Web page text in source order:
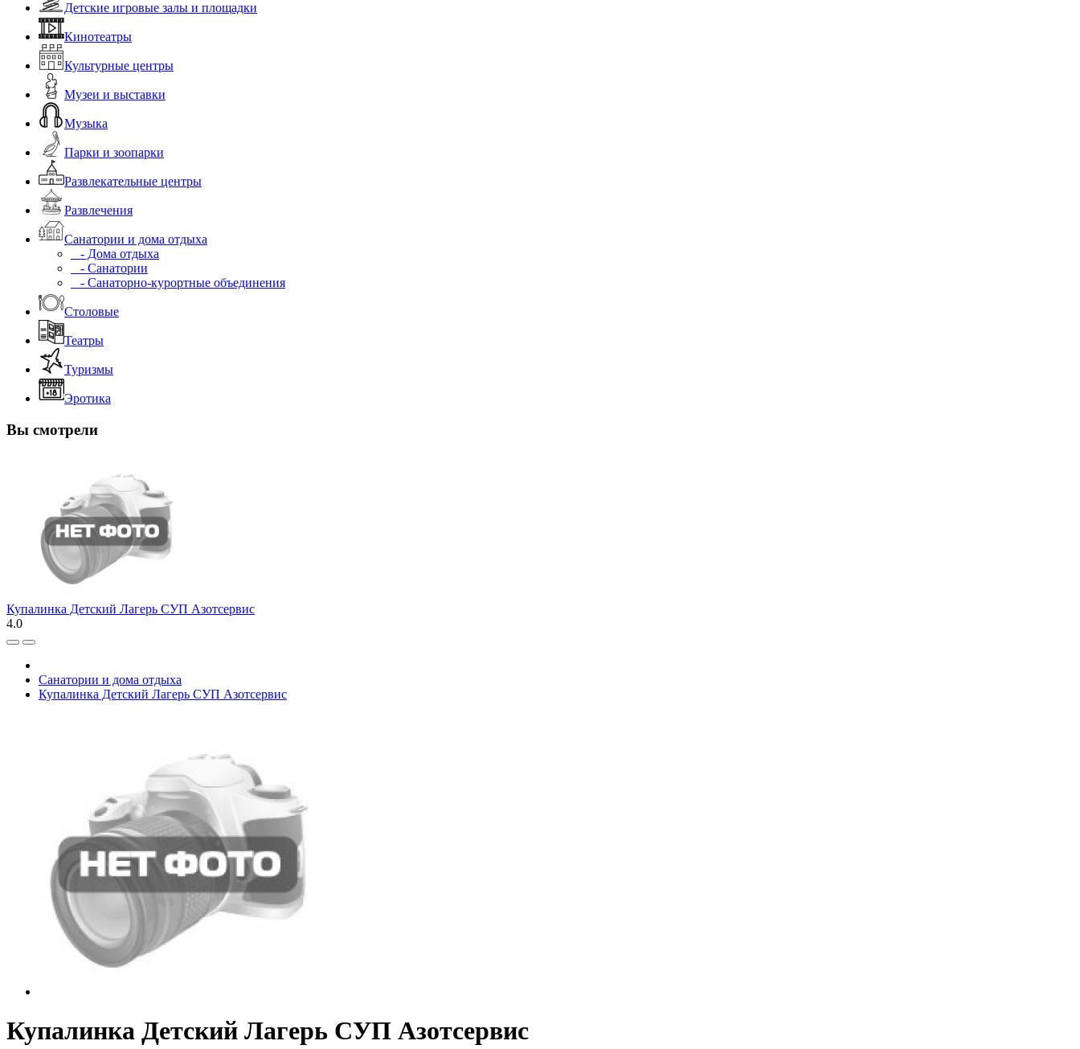
Детские игровые залы и площадки
Кинотеатры
Культурные центры
Музеи и выставки
Музыка
Парки и зоопарки
Развлекательные центры
Развлечения
Санатории и дома отдыха
- Дома отдыха
- Санатории
- Санаторно-курортные объединения
Столовые
Театры
Туризмы
Эротика
Вы смотрели
Купалинка Детский Лагерь СУП Азотсервис
4.0
Санатории и дома отдыха
Купалинка Детский Лагерь СУП Азотсервис
Купалинка Детский Лагерь СУП Азотсервис